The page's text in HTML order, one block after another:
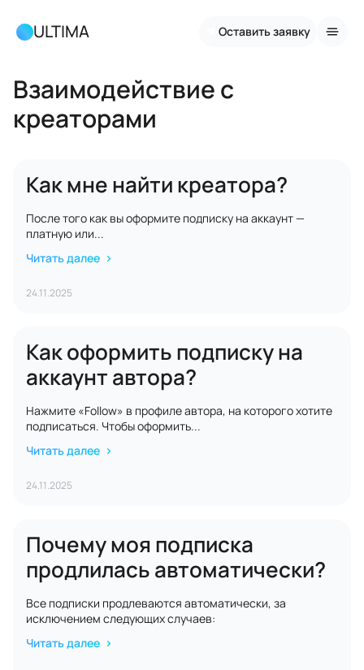
ULTIMA Оставить заявку
Взаимодействие с
креаторами
Как мне найти креатора?
После того как вы оформите подписку на аккаунт —
платную или...
Читать далее
24.11.2025
Как оформить подписку на
аккаунт автора?
Нажмите «Follow» в профиле автора, на которого хотите
подписаться. Чтобы оформить...
Читать далее
24.11.2025
Почему моя подписка
продлилась автоматически?
Все подписки продлеваются автоматически, за
исключением следующих случаев:
Читать далее